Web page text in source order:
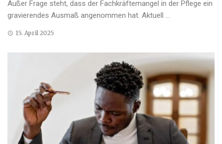
Außer Frage steht, dass der Fachkräftemangel in der Pflege ein
gravierendes Ausmaß angenommen hat. Aktuell ...
15. April 2025